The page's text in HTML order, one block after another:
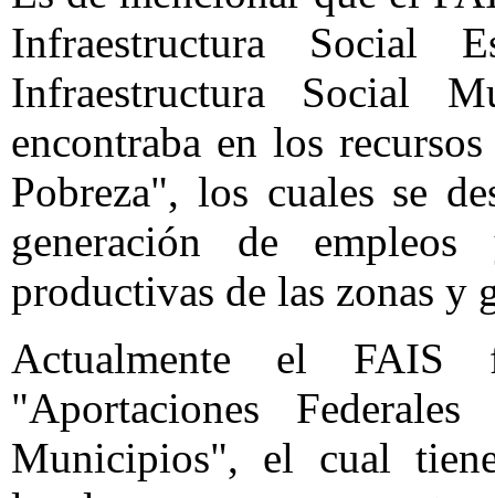
Infraestructura
Infraestructura Social
encontraba en los
Pobreza", los cuales se
generación de
productivas de las zonas y
Actualmente el
"Aportaciones
Municipios", el cual